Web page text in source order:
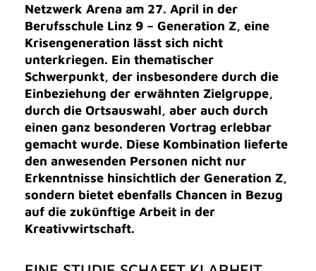
Netzwerk Arena am 27. April in der
Berufsschule Linz 9 – Generation Z, eine
Krisengeneration lässt sich nicht
unterkriegen. Ein thematischer
Schwerpunkt, der insbesondere durch die
Einbeziehung der erwähnten Zielgruppe,
durch die Ortsauswahl, aber auch durch
einen ganz besonderen Vortrag erlebbar
gemacht wurde. Diese Kombination lieferte
den anwesenden Personen nicht nur
Erkenntnisse hinsichtlich der Generation Z,
sondern bietet ebenfalls Chancen in Bezug
auf die zukünftige Arbeit in der
Kreativwirtschaft.